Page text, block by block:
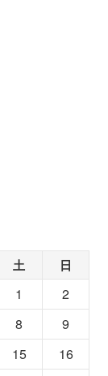
土 日
1
2
8
9
15
16